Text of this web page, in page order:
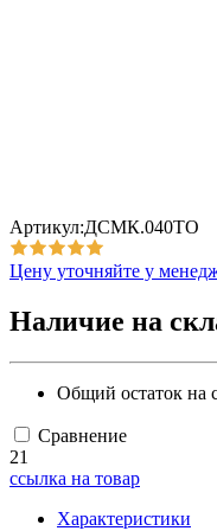
Артикул:ДСМК.040ТО
Цену уточняйте у
Наличие на
Общий остаток на
Сравнение
21
ссылка на товар
Характеристики